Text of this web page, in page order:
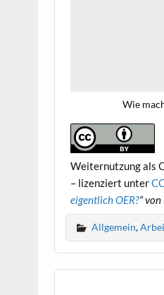
Wie
Weiternutzung als
– lizenziert unter
eigentlich OER?“ von
Allgemein,